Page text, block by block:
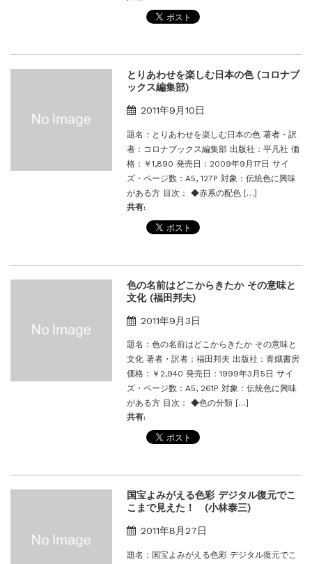
とりあわせを楽しむ日本の色 (コロナブ
ックス編集部)
2011年9月10日
題名：とりあわせを楽しむ日本の色 著者・訳
者：コロナブックス編集部 出版社：平凡社 価
格：￥1,890 発売日：2009年9月17日 サイ
ズ・ページ数：A5, 127P 対象：伝統色に興味
がある方 目次： ◆赤系の配色 […]
共有:
色の名前はどこからきたか その意味と
文化 (福田邦夫)
2011年9月3日
題名：色の名前はどこからきたか その意味と
文化 著者・訳者：福田邦夫 出版社：青娥書房
価格：￥2,940 発売日：1999年3月5日 サイ
ズ・ページ数：A5, 261P 対象：伝統色に興味
がある方 目次： ◆色の分類 […]
共有:
国宝よみがえる色彩 デジタル復元でこ
こまで見えた！ (小林泰三)
2011年8月27日
題名：国宝よみがえる色彩 デジタル復元でこ